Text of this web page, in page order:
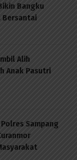
Bangku
Bersantai
Alih
Anak Pasutri
Sampang